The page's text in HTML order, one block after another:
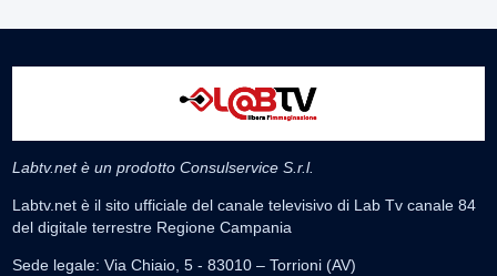
Labtv.net è un prodotto Consulservice S.r.l.
Labtv.net è il sito ufficiale del canale televisivo di Lab Tv canale 84
del digitale terrestre Regione Campania
Sede legale: Via Chiaio, 5 - 83010 – Torrioni (AV)